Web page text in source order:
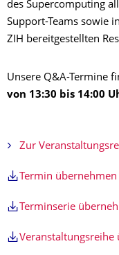
des Supercomputing
Support-Teams sowie
ZIH bereitgestellten
Unsere Q&A-Termine
von 13:30 bis 14:00
Zur
Termin übernehmen
Terminserie
Veranstaltungsreihe